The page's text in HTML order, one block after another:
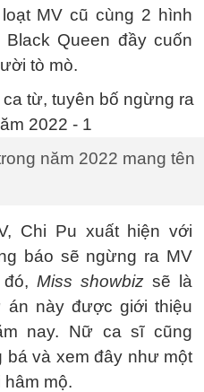
MV cũ cùng 2 hình
Queen đầy cuốn
tò mò.
năm 2022 mang tên
Chi Pu xuất hiện với
báo sẽ ngừng ra MV
Miss showbiz sẽ là
án này được giới thiệu
nay. Nữ ca sĩ cũng
bá và xem đây như một
mộ.